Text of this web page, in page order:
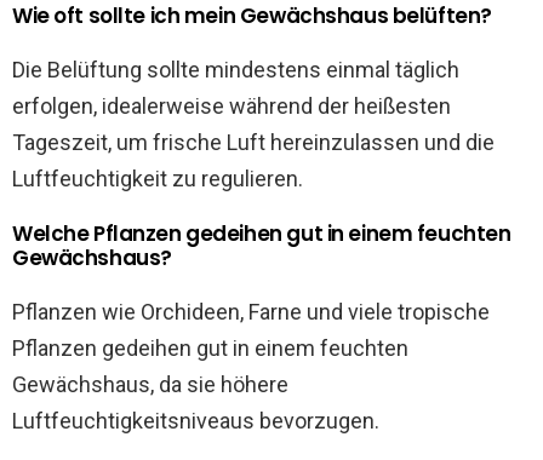
Wie oft sollte ich mein Gewächshaus belüften?
Die Belüftung sollte mindestens einmal täglich
erfolgen, idealerweise während der heißesten
Tageszeit, um frische Luft hereinzulassen und die
Luftfeuchtigkeit zu regulieren.
Welche Pflanzen gedeihen gut in einem feuchten
Gewächshaus?
Pflanzen wie Orchideen, Farne und viele tropische
Pflanzen gedeihen gut in einem feuchten
Gewächshaus, da sie höhere
Luftfeuchtigkeitsniveaus bevorzugen.